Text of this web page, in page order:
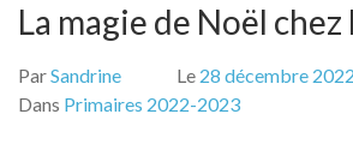
La magie de Noël chez
ParSandrine Le 28 décembre 2022
Dans Primaires 2022-2023